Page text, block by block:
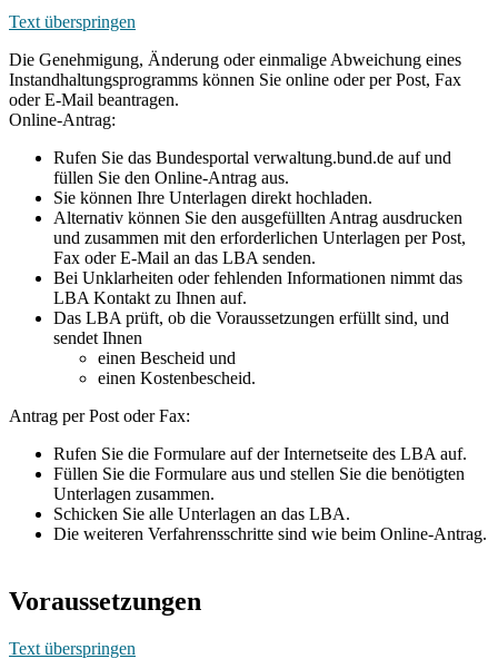
Text überspringen
Die Genehmigung, Änderung oder einmalige Abweichung eines
Instandhaltungsprogramms können Sie online oder per Post, Fax
oder E-Mail beantragen.
Online-Antrag:
Rufen Sie das Bundesportal verwaltung.bund.de auf und
füllen Sie den Online-Antrag aus.
Sie können Ihre Unterlagen direkt hochladen.
Alternativ können Sie den ausgefüllten Antrag ausdrucken
und zusammen mit den erforderlichen Unterlagen per Post,
Fax oder E-Mail an das LBA senden.
Bei Unklarheiten oder fehlenden Informationen nimmt das
LBA Kontakt zu Ihnen auf.
Das LBA prüft, ob die Voraussetzungen erfüllt sind, und
sendet Ihnen
einen Bescheid und
einen Kostenbescheid.
Antrag per Post oder Fax:
Rufen Sie die Formulare auf der Internetseite des LBA auf.
Füllen Sie die Formulare aus und stellen Sie die benötigten
Unterlagen zusammen.
Schicken Sie alle Unterlagen an das LBA.
Die weiteren Verfahrensschritte sind wie beim Online-Antrag.
Voraussetzungen
Text überspringen